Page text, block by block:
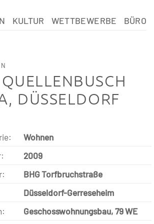
KULTUR WETTBEWERBE BÜRO
DÜSSELDORF
Wohnen
2009
BHG Torfbruchstraße
Düsseldorf-Gerreseheim
Geschosswohnungsbau, 79 WE